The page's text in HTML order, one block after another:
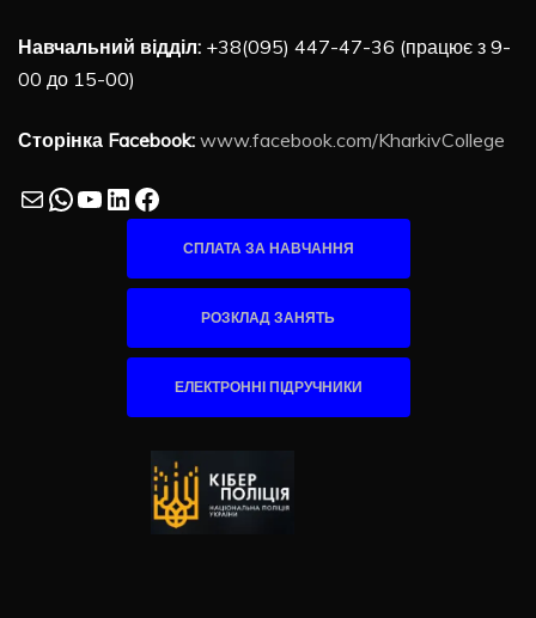
Навчальний відділ: +38(095) 447-47-36 (працює з 9-
00 до 15-00)
Сторінка Facebook: www.facebook.com/KharkivCollege
MailWhatsApp
YouTube
LinkedIn
Facebook
СПЛАТА ЗА НАВЧАННЯ
РОЗКЛАД ЗАНЯТЬ
ЕЛЕКТРОННІ ПІДРУЧНИКИ